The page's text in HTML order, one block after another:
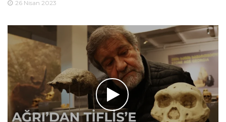
26 Nisan 2023